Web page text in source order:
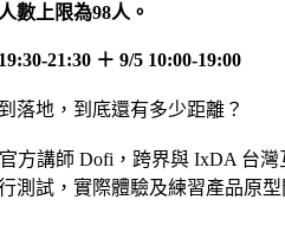
數上限為98人。
21:30 ＋ 9/5 10:00-19:00
落地，到底還有多少距離？
方講師 Dofi，跨界與 IxDA 台
測試，實際體驗及練習產品原型